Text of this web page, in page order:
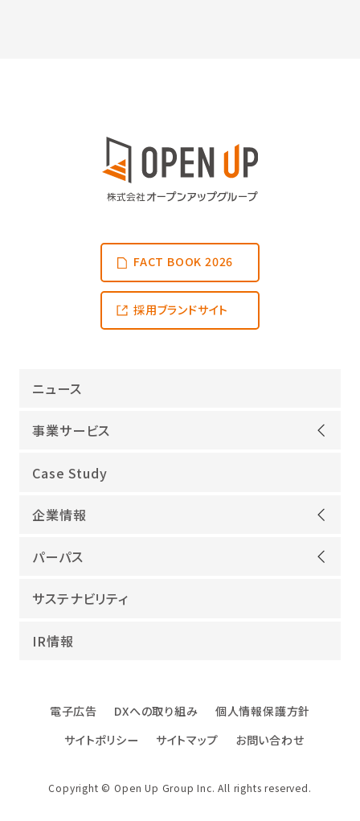
FACT BOOK 2026
採用ブランドサイト
ニュース
事業サービス
オープンアップグループが選ばれる理由
ITインフラ
IT開発
海外領域
教育・人材紹介
Case Study
企業情報
ごあいさつ
沿革
役員紹介
ファクトブック
パーパス
当社グループのパーパス
幸せな仕事総合研究所
エンジニアインタビュー
サステナビリティ
IR情報
電子広告 DXへの取り組み
個人情報保護方針
サイトポリシー
サイトマップ お問い合わせ
Copyright © Open Up Group Inc. All rights reserved.